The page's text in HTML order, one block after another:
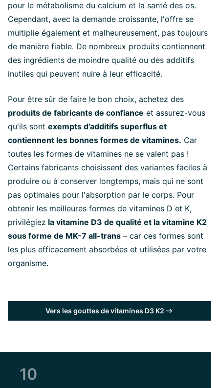
pour le métabolisme du calcium et la santé des os.
Cependant, avec la demande croissante, l'offre se
multiplie également et malheureusement, pas toujours
de manière fiable. De nombreux produits contiennent
des ingrédients de moindre qualité ou des additifs
inutiles qui peuvent nuire à leur efficacité.
Pour être sûr de faire le bon choix, achetez des
produits de fabricants de confiance et assurez-vous
qu'ils sont exempts d'additifs superflus et
contiennent les bonnes formes de vitamines. Car
toutes les formes de vitamines ne se valent pas !
Certains fabricants choisissent des variantes faciles à
produire ou à conserver longtemps, mais qui ne sont
pas optimales pour l'absorption par le corps. Pour
obtenir les meilleures formes de vitamines D et K,
privilégiez la vitamine D3 de qualité et la vitamine K2
sous forme de MK-7 all-trans – car ces formes sont
les plus efficacement absorbées et utilisées par votre
organisme.
Vers les gouttes de vitamines D3 K2
10